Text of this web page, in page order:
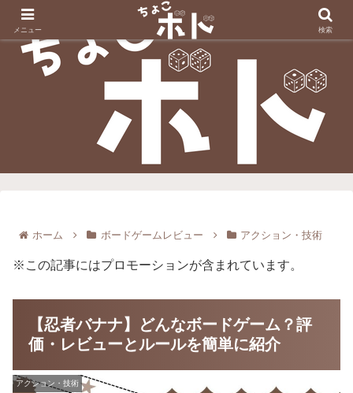
ホーム ボードゲームレビュー アクション・技術
※この記事にはプロモーションが含まれています。
【忍者バナナ】どんなボードゲーム？評
価・レビューとルールを簡単に紹介
アクション・技術
メニュー 検索